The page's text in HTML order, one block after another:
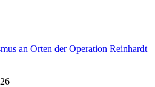
an Orten der Operation Reinhardt